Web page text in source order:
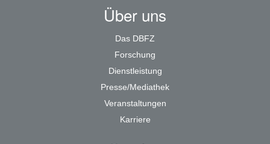
Über uns
Das DBFZ
Forschung
Dienstleistung
Presse/Mediathek
Veranstaltungen
Karriere